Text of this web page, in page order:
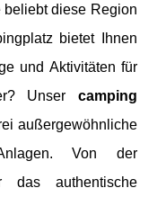
diese Region
bietet Ihnen
und Aktivitäten für
Unser camping
außergewöhnliche
Von der
das authentische